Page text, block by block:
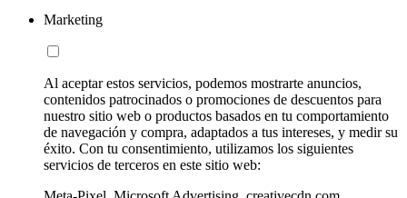
Marketing
Al aceptar estos servicios, podemos mostrarte anuncios,
contenidos patrocinados o promociones de descuentos para
nuestro sitio web o productos basados en tu comportamiento
de navegación y compra, adaptados a tus intereses, y medir su
éxito. Con tu consentimiento, utilizamos los siguientes
servicios de terceros en este sitio web: